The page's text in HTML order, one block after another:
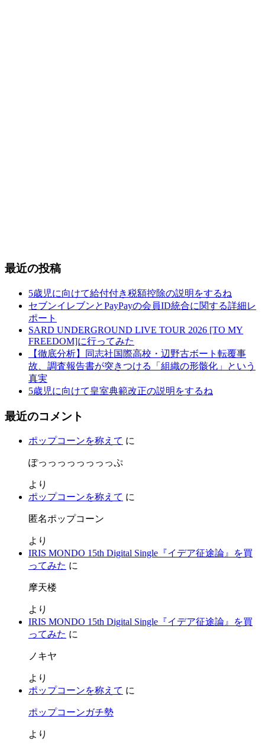
最近の投稿
5歳児に向けて給付付き税額控除の説明をするね
セブンイレブンとPayPayの会員ID統合に関する詳細レ
ポート
SARD UNDERGROUND LIVE TOUR 2026 [TO MY
FREEDOM]に行ってみた
【徹底分析】同志社国際高校・辺野古ボート転覆事
故、調査報告書が突きつける「組織の形骸化」という
真実
5歳児に向けて皇室典範改正の説明をするね
最近のコメント
ポップコーンを称えて に
ぽっっっっっっっっぷ
より
ポップコーンを称えて に
匿名ポップコーン
より
IRIS MONDO 15th Digital Single『イデア征途論』を買
ってみた に
摩天楼
より
IRIS MONDO 15th Digital Single『イデア征途論』を買
ってみた に
ノキヤ
より
ポップコーンを称えて に
ポップコーンガチ勢
より